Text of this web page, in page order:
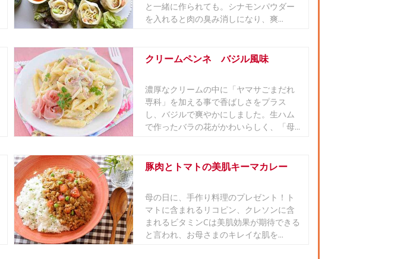
と一緒に作られても。シナモンパウダー
を入れると肉の臭み消しになり、爽...
クリームペンネ バジル風味
濃厚なクリームの中に「ヤマサごまだれ
専科」を加える事で香ばしさをプラス
し、バジルで爽やかにしました。生ハム
で作ったバラの花がかわいらしく、「母...
豚肉とトマトの美肌キーマカレー
母の日に、手作り料理のプレゼント！ト
マトに含まれるリコピン、クレソンに含
まれるビタミンCは美肌効果が期待できる
と言われ、お母さまのキレイな肌を...